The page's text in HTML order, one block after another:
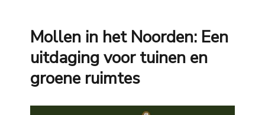
Mollen in het Noorden: Een
uitdaging voor tuinen en
groene ruimtes